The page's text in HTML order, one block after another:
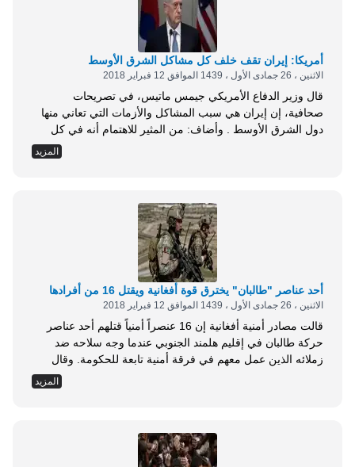
أمريكا: إيران تقف خلف كل مشاكل الشرق الأوسط
الاثنين ، 26 جمادى الأول ، 1439 الموافق 12 فبراير 2018
قال وزير الدفاع الأمريكي جيمس ماتيس، في تصريحات
صحافية، إن إيران هي سبب المشاكل والأزمات التي تعاني منها
دول الشرق الأوسط . وأضاف: من المثير للاهتمام أنه في كل
مكان نجد مشكلة في الشرق الأوسط تجد نفس الشيء إيران
وراء ذلك.. سواء كان ذلك في اليمن أو بيروت أو في سوريا.. تجد
المزيد
أحد عناصر "طالبان" يخترق قوة أفغانية ويقتل 16 من أفرادها
الاثنين ، 26 جمادى الأول ، 1439 الموافق 12 فبراير 2018
قالت مصادر أمنية أفغانية إن 16 عنصراً أمنياً قتلهم أحد عناصر
حركة طالبان في إقليم هلمند الجنوبي عندما وجه سلاحه ضد
زملائه الذين عمل معهم في فرقة أمنية تابعة للحكومة. وقال
مسؤول أمني إن وكالة الأمن الأفغانية شكلت هذه القوة غير أن
متحدثا باسم حاكم هلمند لم يتمكن من تحديد هوية هذه القوة
المزيد